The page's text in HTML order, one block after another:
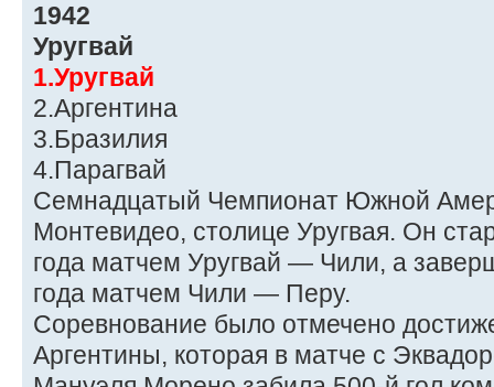
1942
Уругвай
1.Уругвай
2.Аргентина
3.Бразилия
4.Парагвай
Семнадцатый Чемпионат Южной
Монтевидео, столице Уругвая. Он
года матчем Уругвай — Чили, а
года матчем Чили — Перу.
Соревнование было отмечено
Аргентины, которая в матче с